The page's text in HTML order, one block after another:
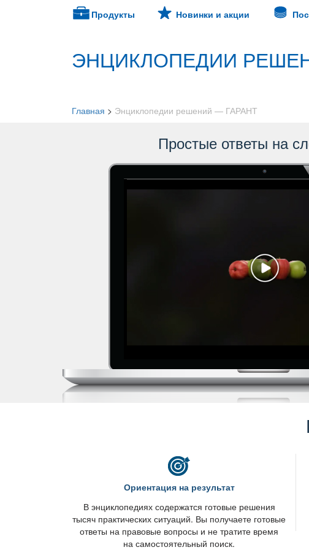
Продукты Новинки и акции
ЭНЦИКЛОПЕДИИ
Главная > Энциклопедии решений — ГАРАНТ
Простые ответы на
Ориентация на результат
энциклопедиях содержатся готовые решения
тысяч практических ситуаций. Вы получаете готовые
ответы на правовые вопросы и не тратите время
на самостоятельный поиск.